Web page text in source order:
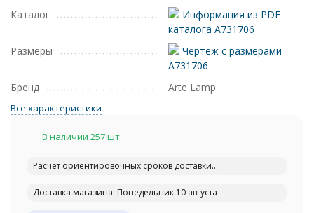
Каталог
Информация из PDF
каталога A731706
Размеры
Чертеж с размерами
A731706
Бренд
Arte Lamp
Все характеристики
В наличии 257 шт.
Расчёт ориентировочных сроков доставки...
Доставка магазина: Понедельник 10 августа